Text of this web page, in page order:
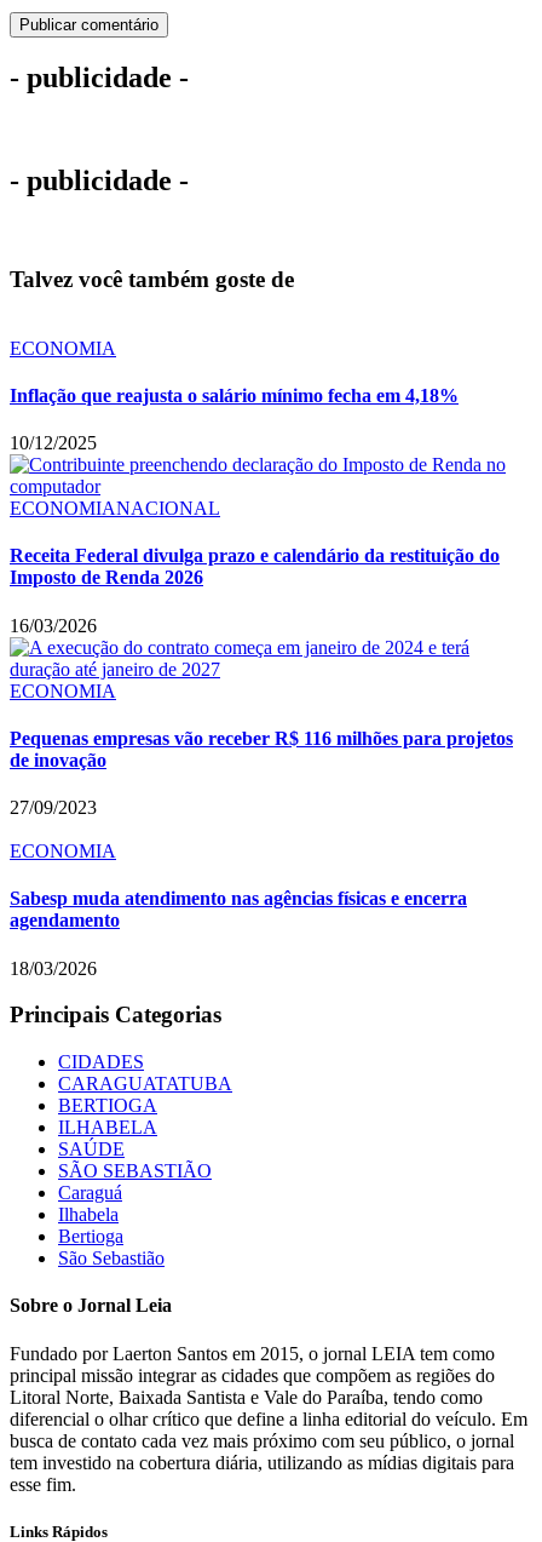
- publicidade -
- publicidade -
Talvez você também goste de
ECONOMIA
Inflação que reajusta o salário mínimo fecha em 4,18%
10/12/2025
ECONOMIANACIONAL
Receita Federal divulga prazo e calendário da restituição do
Imposto de Renda 2026
16/03/2026
ECONOMIA
Pequenas empresas vão receber R$ 116 milhões para projetos
de inovação
27/09/2023
ECONOMIA
Sabesp muda atendimento nas agências físicas e encerra
agendamento
18/03/2026
Principais Categorias
CIDADES
CARAGUATATUBA
BERTIOGA
ILHABELA
SAÚDE
SÃO SEBASTIÃO
Caraguá
Ilhabela
Bertioga
São Sebastião
Sobre o Jornal Leia
Fundado por Laerton Santos em 2015, o jornal LEIA tem como
principal missão integrar as cidades que compõem as regiões do
Litoral Norte, Baixada Santista e Vale do Paraíba, tendo como
diferencial o olhar crítico que define a linha editorial do veículo. Em
busca de contato cada vez mais próximo com seu público, o jornal
tem investido na cobertura diária, utilizando as mídias digitais para
esse fim.
Links Rápidos